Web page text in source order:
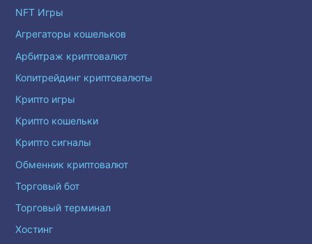
NFT Игры
Агрегаторы кошельков
Арбитраж криптовалют
Копитрейдинг криптовалюты
Крипто игры
Крипто кошельки
Крипто сигналы
Обменник криптовалют
Торговый бот
Торговый терминал
Хостинг